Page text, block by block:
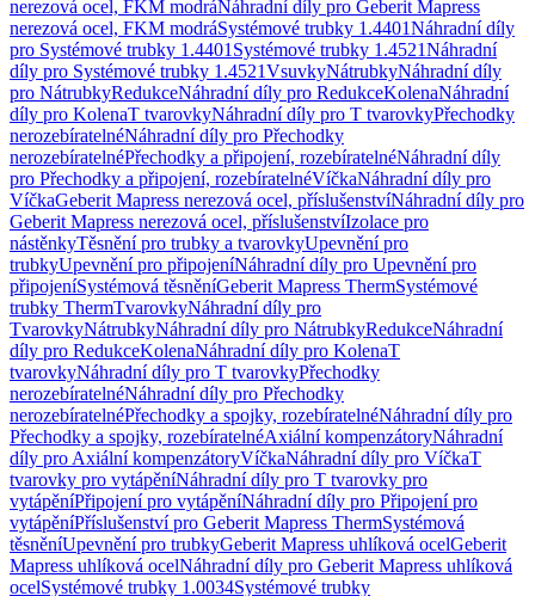
nerezová ocel, FKM modráNáhradní díly pro Geberit Mapress
nerezová ocel, FKM modráSystémové trubky 1.4401Náhradní díly
pro Systémové trubky 1.4401 Systémové trubky 1.4521Náhradní
díly pro Systémové trubky 1.4521VsuvkyNátrubkyNáhradní díly
pro NátrubkyRedukceNáhradní díly pro RedukceKolenaNáhradní
díly pro KolenaT tvarovkyNáhradní díly pro T tvarovkyPřechodky
nerozebíratelnéNáhradní díly pro Přechodky
nerozebíratelnéPřechodky a připojení, rozebíratelnéNáhradní díly
pro Přechodky a připojení, rozebíratelnéVíčkaNáhradní díly pro
VíčkaGeberit Mapress nerezová ocel, příslušenstvíNáhradní díly pro
Geberit Mapress nerezová ocel, příslušenstvíIzolace pro
nástěnkyTěsnění pro trubky a tvarovkyUpevnění pro
trubkyUpevnění pro připojeníNáhradní díly pro Upevnění pro
připojeníSystémová těsněníGeberit Mapress ThermSystémové
trubky ThermTvarovkyNáhradní díly pro
TvarovkyNátrubkyNáhradní díly pro NátrubkyRedukceNáhradní
díly pro RedukceKolenaNáhradní díly pro KolenaT
tvarovkyNáhradní díly pro T tvarovkyPřechodky
nerozebíratelnéNáhradní díly pro Přechodky
nerozebíratelnéPřechodky a spojky, rozebíratelnéNáhradní díly pro
Přechodky a spojky, rozebíratelnéAxiální kompenzátoryNáhradní
díly pro Axiální kompenzátoryVíčkaNáhradní díly pro VíčkaT
tvarovky pro vytápěníNáhradní díly pro T tvarovky pro
vytápěníPřipojení pro vytápěníNáhradní díly pro Připojení pro
vytápěníPříslušenství pro Geberit Mapress ThermSystémová
těsněníUpevnění pro trubkyGeberit Mapress uhlíková ocelGeberit
Mapress uhlíková ocelNáhradní díly pro Geberit Mapress uhlíková
ocelSystémové trubky 1.0034Systémové trubky